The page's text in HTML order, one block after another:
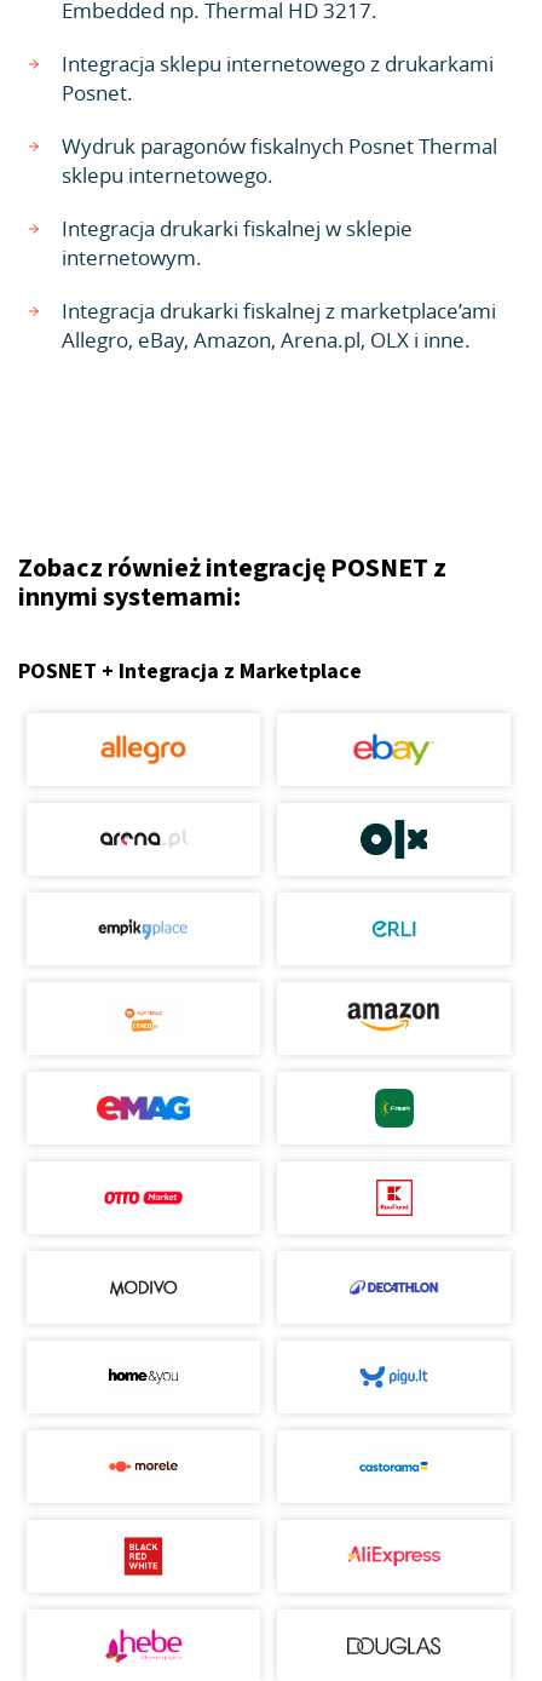
Embedded np. Thermal HD 3217.
Integracja sklepu internetowego z drukarkami
Posnet.
Wydruk paragonów fiskalnych Posnet Thermal
sklepu internetowego.
Integracja drukarki fiskalnej w sklepie
internetowym.
Integracja drukarki fiskalnej z marketplace’ami
Allegro, eBay, Amazon, Arena.pl, OLX i inne.
Zobacz również integrację POSNET z
innymi systemami:
POSNET + Integracja z Marketplace